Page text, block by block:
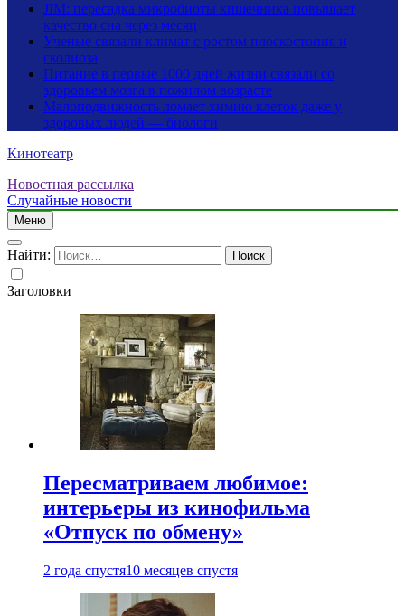
JIM: пересадка микробиоты кишечника повышает
качество сна через месяц
Ученые связали климат с ростом плоскостопия и
сколиоза
Питание в первые 1000 дней жизни связали со
здоровьем мозга в пожилом возрасте
Малоподвижность ломает химию клеток даже у
здоровых людей — биологи
Кинотеатр
Новостная рассылка
Случайные новости
Меню
Найти:
Заголовки
Пересматриваем любимое:
интерьеры из кинофильма
«Отпуск по обмену»
2 года спустя10 месяцев спустя